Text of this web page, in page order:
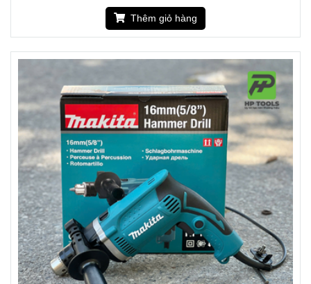
Thêm giỏ hàng